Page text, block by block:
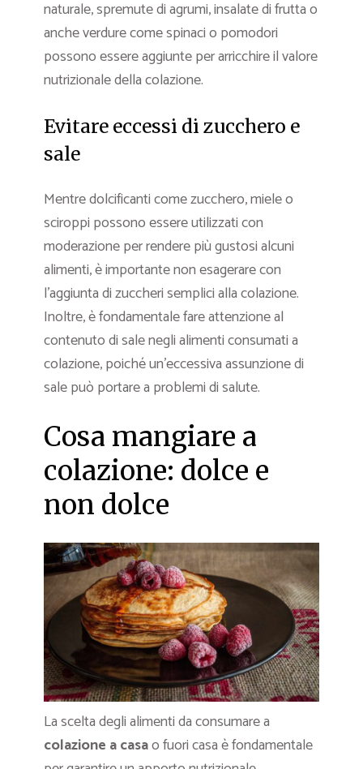
naturale, spremute di agrumi, insalate di frutta o
anche verdure come spinaci o pomodori
possono essere aggiunte per arricchire il valore
nutrizionale della colazione.
Evitare eccessi di zucchero e
sale
Mentre dolcificanti come zucchero, miele o
sciroppi possono essere utilizzati con
moderazione per rendere più gustosi alcuni
alimenti, è importante non esagerare con
l’aggiunta di zuccheri semplici alla colazione.
Inoltre, è fondamentale fare attenzione al
contenuto di sale negli alimenti consumati a
colazione, poiché un’eccessiva assunzione di
sale può portare a problemi di salute.
Cosa mangiare a
colazione: dolce e
non dolce
La scelta degli alimenti da consumare a
colazione a casao fuori casa è fondamentale